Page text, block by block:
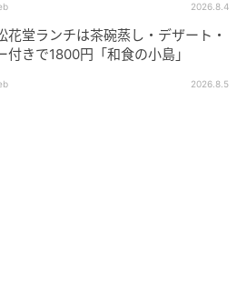
2026.8.4
花堂ランチは茶碗蒸し・デザート・
付きで1800円「和食の小島」
2026.8.5